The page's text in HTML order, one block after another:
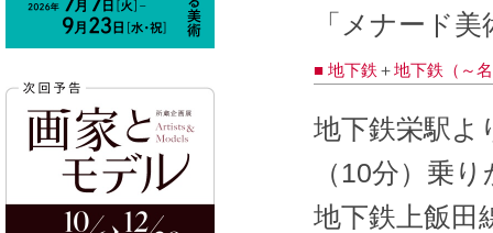
「メナード
■ 地下鉄 ＋地下鉄（～
地下鉄栄駅よ
（10分）乗
地下鉄上飯田